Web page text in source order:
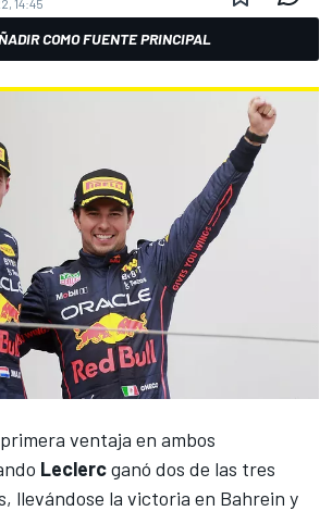
14:45
COMO FUENTE PRINCIPAL
ventaja en ambos
Leclercganó dos de las tres
llevándose la victoria en Bahrein y